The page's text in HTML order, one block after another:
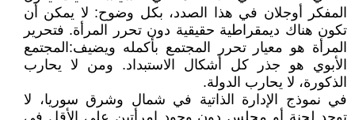
المفكر أوجلان في هذا الصدد، بكل وضوح: لا يمكن أن
تكون هناك ديمقراطية حقيقية دون تحرر المرأة. فتحرير
المرأة هو معيار تحرر المجتمع بأكمله ويضيف:المجتمع
الأبوي هو جذر كل أشكال الاستبداد. ومن لا يحارب
الذكورة، لا يحارب الدولة.
في نموذج الإدارة الذاتية في شمال وشرق سوريا، لا